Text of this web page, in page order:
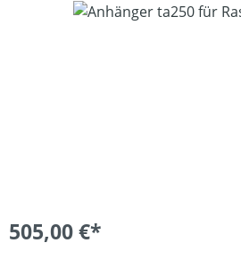
Bildergalerie überspringen
505,00 €*